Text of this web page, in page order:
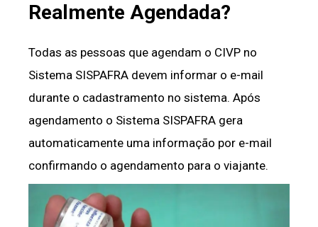
Realmente Agendada?
Todas as pessoas que agendam o CIVP no
Sistema SISPAFRA devem informar o e-mail
durante o cadastramento no sistema. Após
agendamento o Sistema SISPAFRA gera
automaticamente uma informação por e-mail
confirmando o agendamento para o viajante.